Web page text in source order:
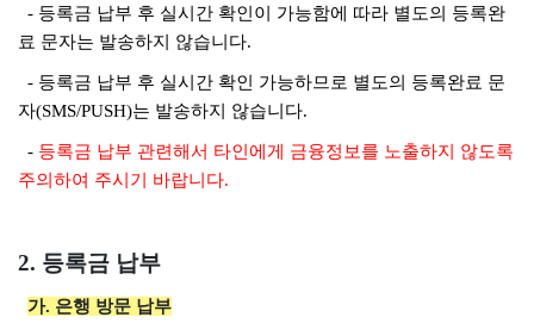
- 등록금 납부 후 실시간 확인이 가능함에 따라 별도의 등록완
료 문자는 발송하지 않습니다.
- 등록금 납부 후 실시간 확인 가능하므로 별도의 등록완료 문
자(SMS/PUSH)는 발송하지 않습니다.
- 등록금 납부 관련해서 타인에게 금융정보를 노출하지 않도록
주의하여 주시기 바랍니다.
2. 등록금 납부
가. 은행 방문 납부